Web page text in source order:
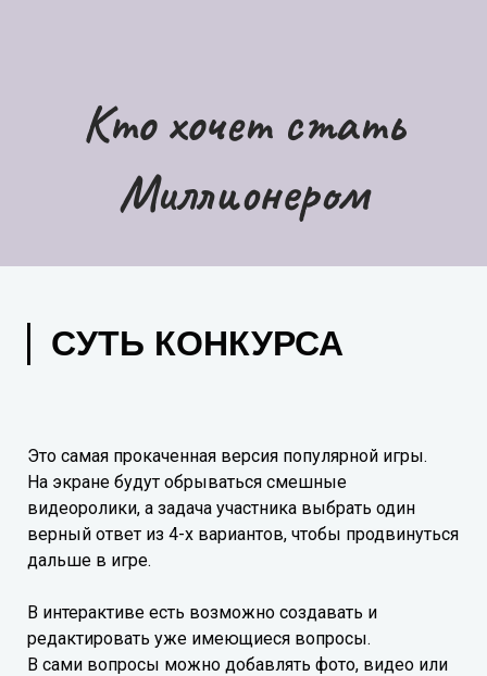
Кто хочет стать
Миллионером
СУТЬ КОНКУРСА
Это самая прокаченная версия популярной игры.
На экране будут обрываться смешные
видеоролики, а задача участника выбрать один
верный ответ из 4-х вариантов, чтобы продвинуться
дальше в игре.
В интерактиве есть возможно создавать и
редактировать уже имеющиеся вопросы.
В сами вопросы можно добавлять фото, видео или